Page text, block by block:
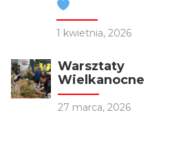
1 kwietnia, 2026
Warsztaty
Wielkanocne
27 marca, 2026